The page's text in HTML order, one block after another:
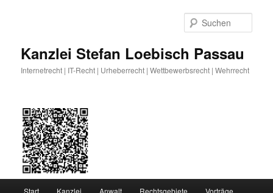
Kanzlei Stefan Loebisch Passau
Internetrecht | IT-Recht | Urheberrecht | Wettbewerbsrecht | Wehrrecht